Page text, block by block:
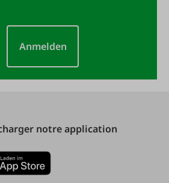
Anmelden
notre application